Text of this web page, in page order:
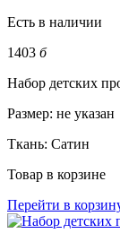
Есть в наличии
1403 б
Набор детских
Размер: не указан
Ткань: Сатин
Товар в корзине
Перейти в